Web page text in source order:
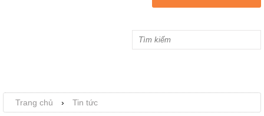
Trang chủ › Tin tức